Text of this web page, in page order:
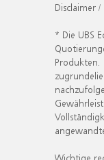
Disclaimer
* Die UBS
Produkten.